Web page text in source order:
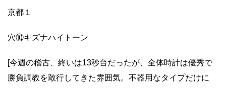
京都１
穴⑩キズナハイトーン
[今週の稽古、終いは13秒台だったが、全体時計は優秀で
勝負調教を敢行してきた雰囲気。不器用なタイプだけに